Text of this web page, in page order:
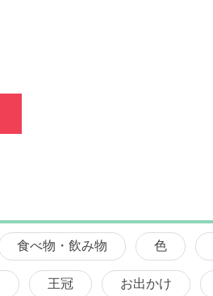
食べ物・飲み物 色
王冠 お出かけ